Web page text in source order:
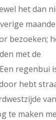
het dan
bezoeken;
met de
regenbui
hebt
te maken